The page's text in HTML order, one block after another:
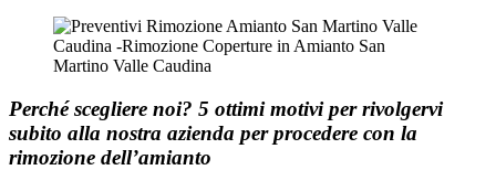
Perché scegliere noi? 5 ottimi motivi per rivolgervi
subito alla nostra azienda per procedere con la
rimozione dell’amianto